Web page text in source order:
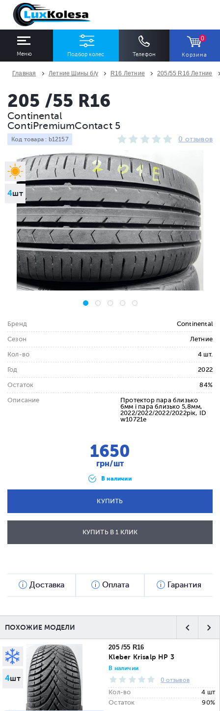
Меню Подбор колес Телефон
0
Корзина
Ширина
Все Все
Сезон
Все
Количество
Все
ПОДОБРАТЬ
Главная Летние Шины б/у R16 Летние 205/55 R16 Летние
4шт
205 /55 R16
Continental
ContiPremiumContact 5
Код товара : b12157 0 отзывов
Бренд Continental
Сезон Летние
Кол-во 4 шт.
Год 2022
Остаток 84%
Описание
Протектор пара близько
6мм і пара близько 5,8мм,
2022/2022/2022/2022рік, ID
w10721e
1650
грн/шт
В наличии
КУПИТЬ
ОТПРАВИТЬ
КУПИТЬ В 1 КЛИК
Доставка Оплата Гарантия
ПОХОЖИЕ МОДЕЛИ
4шт
205 /55 R16
Kleber Krisalp HP 3
В наличии
0 отзывов
Кол-во
4 шт
Остаток
90%